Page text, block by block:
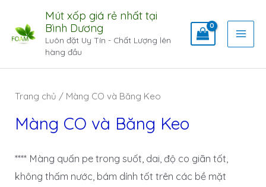
Mút xốp giá rẻ nhất tại
Bình Dương
Luôn đặt Uy Tín - Chất Lượng lên
hàng đầu
Trang chủ / Màng CO và Băng Keo
Màng CO và Băng Keo
**** Màng quấn pe trong suốt, dai, độ co giãn tốt,
không thấm nước, bám dính tốt trên các bề mặt